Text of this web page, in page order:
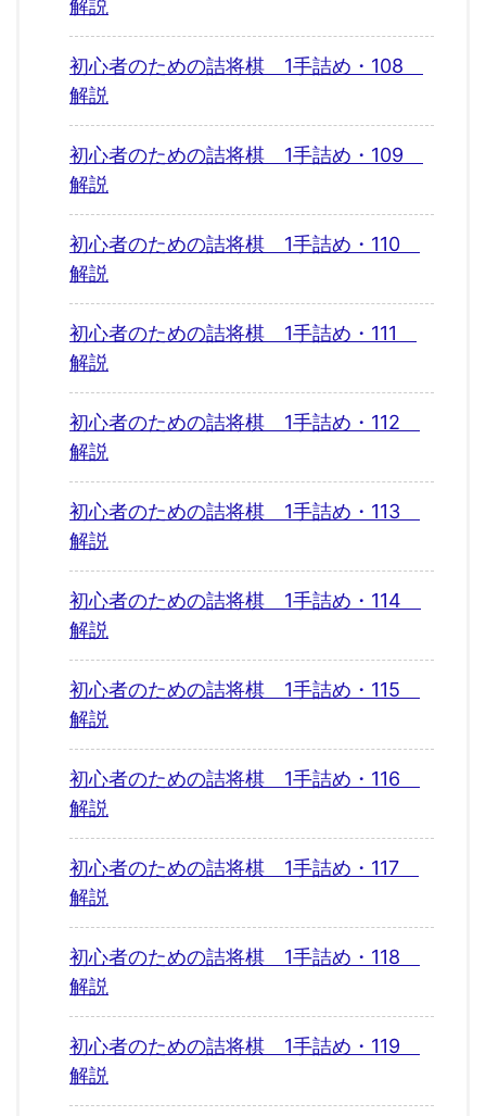
解説
初心者のための詰将棋 1手詰め・108
解説
初心者のための詰将棋 1手詰め・109
解説
初心者のための詰将棋 1手詰め・110
解説
初心者のための詰将棋 1手詰め・111
解説
初心者のための詰将棋 1手詰め・112
解説
初心者のための詰将棋 1手詰め・113
解説
初心者のための詰将棋 1手詰め・114
解説
初心者のための詰将棋 1手詰め・115
解説
初心者のための詰将棋 1手詰め・116
解説
初心者のための詰将棋 1手詰め・117
解説
初心者のための詰将棋 1手詰め・118
解説
初心者のための詰将棋 1手詰め・119
解説